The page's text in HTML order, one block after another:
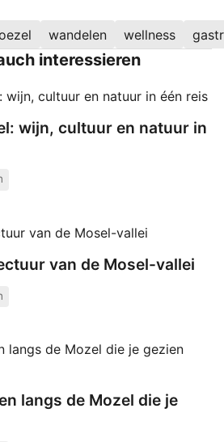
wandelen wellness
interessieren
wijn, cultuur en natuur in
van de Mosel-vallei
langs de Mozel die je